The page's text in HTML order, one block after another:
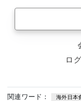
ロ
関連ワード： 海外日本